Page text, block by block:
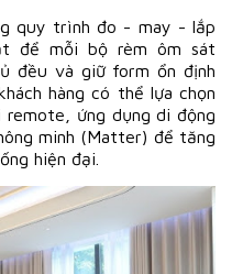
quy trình đo - may - lắp
để mỗi bộ rèm ôm sát
đều và giữ form ổn định
hàng có thể lựa chọn
ứng dụng di động
minh (Matter) để tăng
hiện đại.